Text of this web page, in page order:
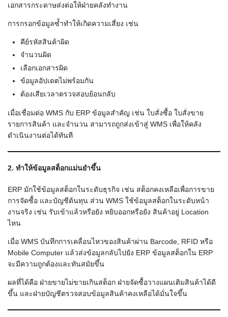
เอกสารกระดาษส่งต่อให้ฝ่ายคลังทำงาน
การกรอกข้อมูลซ้ำทำให้เกิดความเสี่ยง เช่น
คีย์รหัสสินค้าผิด
จำนวนผิด
เลือกเอกสารผิด
ข้อมูลอัปเดตไม่พร้อมกัน
ต้องเสียเวลาตรวจสอบย้อนกลับ
เมื่อเชื่อมต่อ WMS กับ ERP ข้อมูลสำคัญ เช่น ใบสั่งซื้อ ใบสั่งขาย
รายการสินค้า และจำนวน สามารถถูกส่งเข้าสู่ WMS เพื่อให้คลัง
ดำเนินงานต่อได้ทันที
2. ทำให้ข้อมูลสต็อกแม่นยำขึ้น
ERP มักใช้ข้อมูลสต็อกในระดับธุรกิจ เช่น สต็อกคงเหลือเพื่อการขาย
การจัดซื้อ และบัญชีต้นทุน ส่วน WMS ใช้ข้อมูลสต็อกในระดับหน้า
งานจริง เช่น รับเข้าแล้วหรือยัง หยิบออกหรือยัง สินค้าอยู่ Location
ไหน
เมื่อ WMS บันทึกการเคลื่อนไหวของสินค้าผ่าน Barcode, RFID หรือ
Mobile Computer แล้วส่งข้อมูลกลับไปยัง ERP ข้อมูลสต็อกใน ERP
จะมีความถูกต้องและทันสมัยขึ้น
ผลที่ได้คือ ฝ่ายขายไม่ขายเกินสต็อก ฝ่ายจัดซื้อวางแผนเติมสินค้าได้ดี
ขึ้น และฝ่ายบัญชีตรวจสอบข้อมูลสินค้าคงเหลือได้มั่นใจขึ้น